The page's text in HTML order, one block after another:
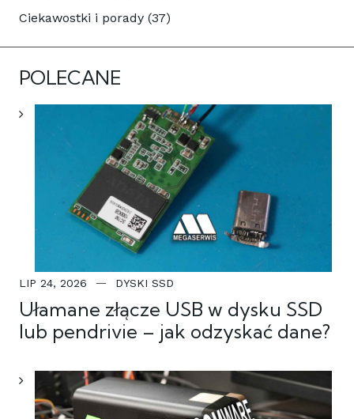
Ciekawostki i porady (37)
POLECANE
LIP 24, 2026 DYSKI SSD
Ułamane złącze USB w dysku SSD
lub pendrivie – jak odzyskać dane?